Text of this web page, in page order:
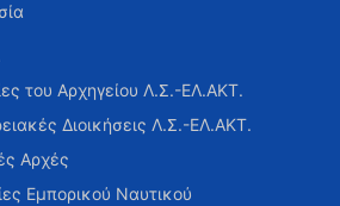
του Αρχηγείου Λ.Σ.-ΕΛ.ΑΚΤ.
Διοικήσεις Λ.Σ.-ΕΛ.ΑΚΤ.
Αρχές
Εμπορικού Ναυτικού